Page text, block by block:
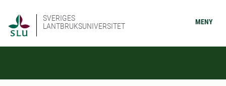
SVERIGES
LANTBRUKSUNIVERSITET
MENY